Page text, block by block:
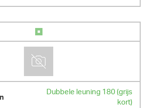
Dubbele leuning 180 (grijs
kort)